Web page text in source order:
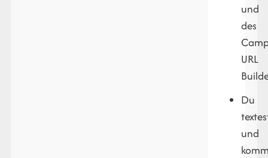
und
des
URL
Du
und